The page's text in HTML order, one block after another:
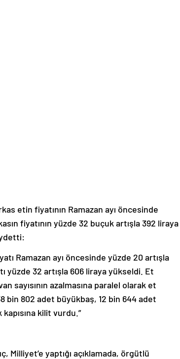
etin fiyatının Ramazan ayı öncesinde
fiyatının yüzde 32 buçuk artışla 392 liraya
Ramazan ayı öncesinde yüzde 20 artışla
yüzde 32 artışla 606 liraya yükseldi. Et
sayısının azalmasına paralel olarak et
bin 802 adet büyükbaş, 12 bin 644 adet
kilit vurdu.”
Milliyet’e yaptığı açıklamada, örgütlü